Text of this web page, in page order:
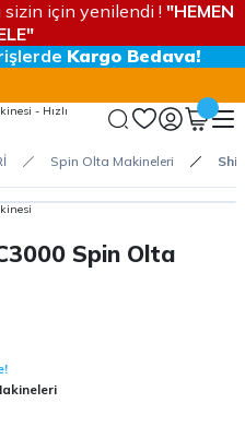
sizin için yenilendi ! "HEMEN
Kargo Bedava!
Spin Olta Makineleri
Spin Olta